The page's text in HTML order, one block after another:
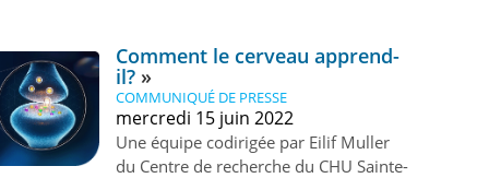
Comment le cerveau apprend-
il?
COMMUNIQUÉ DE PRESSE
mercredi 15 juin 2022
Une équipe codirigée par Eilif Muller
du Centre de recherche du CHU Sainte-